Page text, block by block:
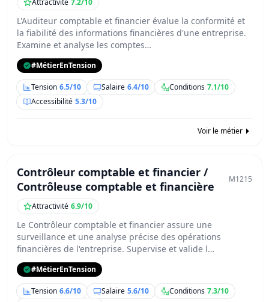
Attractivité 7.2/10
L'Auditeur comptable et financier évalue la conformité et
la fiabilité des informations financières d'une entreprise.
Examine et analyse les comptes…
#MétierEnTension
Tension 6.5/10 Salaire 6.4/10 Conditions 7.1/10
Accessibilité 5.3/10
Voir le métier
Contrôleur comptable et financier /
Contrôleuse comptable et financière
M1215
Attractivité 6.9/10
Le Contrôleur comptable et financier assure une
surveillance et une analyse précise des opérations
financières de l'entreprise. Supervise et valide l…
#MétierEnTension
Tension 6.6/10 Salaire 5.6/10 Conditions 7.3/10